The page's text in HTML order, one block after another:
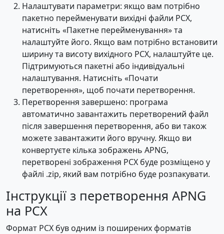
Налаштувати параметри: якщо вам потрібно
пакетно перейменувати вихідні файли PCX,
натисніть «Пакетне перейменування» та
налаштуйте його. Якщо вам потрібно встановити
ширину та висоту вихідного PCX, налаштуйте це.
Підтримуються пакетні або індивідуальні
налаштування. Натисніть «Почати
перетворення», щоб почати перетворення.
Перетворення завершено: програма
автоматично завантажить перетворений файл
після завершення перетворення, або ви також
можете завантажити його вручну. Якщо ви
конвертуєте кілька зображень APNG,
перетворені зображення PCX буде розміщено у
файлі .zip, який вам потрібно буде розпакувати.
Інструкції з перетворення APNG
на PCX
Формат PCX був одним із поширених форматів